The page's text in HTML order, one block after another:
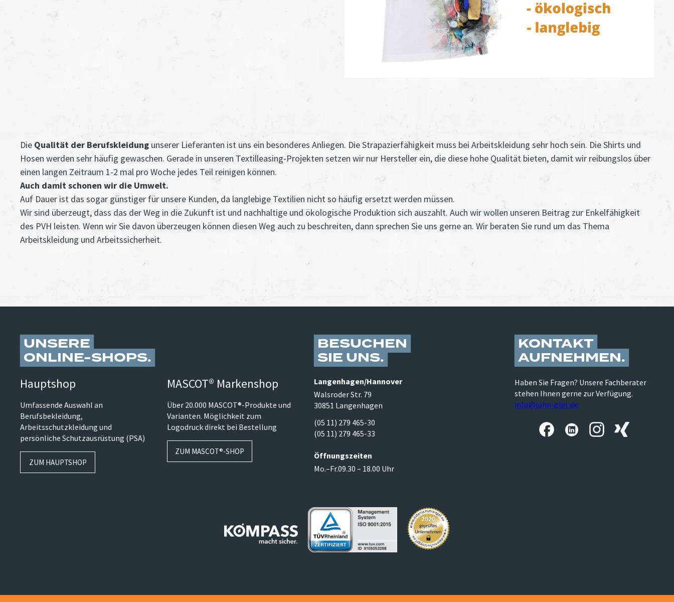
Die Qualität der Berufskleidung unserer Lieferanten ist uns ein besonderes Anliegen. Die Strapazierfähigkeit muss bei Arbeitskleidung sehr hoch sein. Die Shirts und
Hosen werden sehr häufig gewaschen. Gerade in unseren Textilleasing-Projekten setzen wir nur Hersteller ein, die diese hohe Qualität bieten, damit wir reibungslos über
einen langen Zeitraum 1-2 mal pro Woche jedes Teil reinigen können.
Auch damit schonen wir die Umwelt.
Auf Dauer ist das sogar günstiger für unsere Kunden, da langlebige Textilien nicht so häufig ersetzt werden müssen.
Wir sind überzeugt, dass das der Weg in die Zukunft ist und nachhaltige und ökologische Produktion sich auszahlt. Auch wir wollen unseren Beitrag zur Enkelfähigkeit
des PVH leisten. Wenn wir Sie davon überzeugen können diesen Weg auch zu beschreiten, dann sprechen Sie uns gerne an. Wir beraten Sie rund um das Thema
Arbeitskleidung und Arbeitssicherheit.
UNSERE
ONLINE-SHOPS
Hauptshop
Umfassende Auswahl an
Berufsbekleidung,
Arbeitsschutzkleidung und
persönliche Schutzausrüstung (PSA)
ZUM HAUPTSHOP
MASCOT® Markenshop
Über 20.000 MASCOT®-Produkte und
Varianten. Möglichkeit zum
Logodruck direkt bei Bestellung
ZUM MASCOT®-SHOP
BESUCHEN
SIE UNS
Langenhagen/​Hannover
Walsroder Str. 79
30851 Langenhagen
(05 11) 279 465-30
(05 11) 279 465-33
Öffnungszeiten
Mo.–Fr.09.30 – 18.00 Uhr
KONTAKT
AUFNEHMEN
Haben Sie Fragen? Unsere Fachberater
stehen Ihnen gerne zur Verfügung.
info@john-glet.de